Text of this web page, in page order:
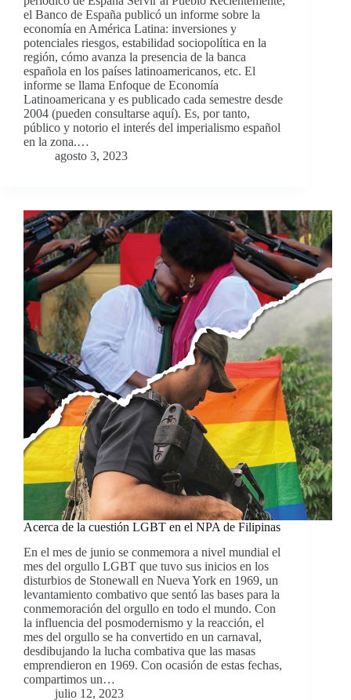
el Banco de España publicó un informe sobre la
economía en América Latina: inversiones y
potenciales riesgos, estabilidad sociopolítica en la
región, cómo avanza la presencia de la banca
española en los países latinoamericanos, etc. El
informe se llama Enfoque de Economía
Latinoamericana y es publicado cada semestre desde
2004 (pueden consultarse aquí). Es, por tanto,
público y notorio el interés del imperialismo español
en la zona.…
agosto 3, 2023
Acerca de la cuestión LGBT en el NPA de Filipinas
En el mes de junio se conmemora a nivel mundial el
mes del orgullo LGBT que tuvo sus inicios en los
disturbios de Stonewall en Nueva York en 1969, un
levantamiento combativo que sentó las bases para la
conmemoración del orgullo en todo el mundo. Con
la influencia del posmodernismo y la reacción, el
mes del orgullo se ha convertido en un carnaval,
desdibujando la lucha combativa que las masas
emprendieron en 1969. Con ocasión de estas fechas,
compartimos un…
julio 12, 2023